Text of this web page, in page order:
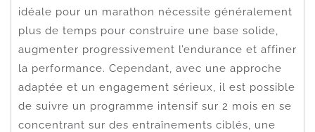
idéale pour un marathon nécessite généralement
plus de temps pour construire une base solide,
augmenter progressivement l’endurance et affiner
la performance. Cependant, avec une approche
adaptée et un engagement sérieux, il est possible
de suivre un programme intensif sur 2 mois en se
concentrant sur des entraînements ciblés, une